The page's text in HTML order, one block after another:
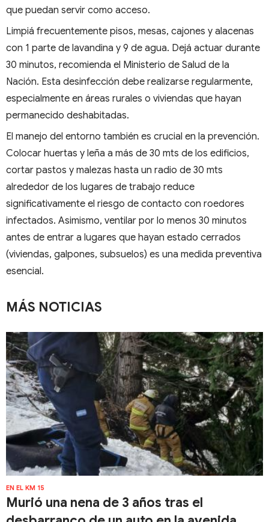
que puedan servir como acceso.
Limpiá frecuentemente pisos, mesas, cajones y alacenas
con 1 parte de lavandina y 9 de agua. Dejá actuar durante
30 minutos, recomienda el Ministerio de Salud de la
Nación. Esta desinfección debe realizarse regularmente,
especialmente en áreas rurales o viviendas que hayan
permanecido deshabitadas.
El manejo del entorno también es crucial en la prevención.
Colocar huertas y leña a más de 30 mts de los edificios,
cortar pastos y malezas hasta un radio de 30 mts
alrededor de los lugares de trabajo reduce
significativamente el riesgo de contacto con roedores
infectados. Asimismo, ventilar por lo menos 30 minutos
antes de entrar a lugares que hayan estado cerrados
(viviendas, galpones, subsuelos) es una medida preventiva
esencial.
MÁS NOTICIAS
EN EL KM 15
Murió una nena de 3 años tras el